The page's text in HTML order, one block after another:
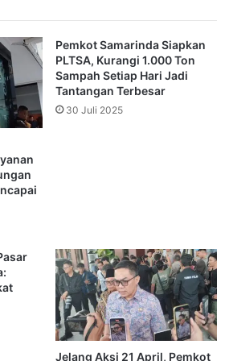
konsolidasi tanah oleh BPN, jadi
rumahnya akan direnovasi di
karena di sana merupakan
teratur antara satu rumah
dan hampir tidak ada jarak.
disambut baik oleh masyarakat
terdampak kebakaran tersebut.
project penataan kawasan,
penataan kawasannya dengan
dengan tipe 36 oleh Pemkot
dan Kawasan Permukiman
tanahnya akan dilakukan oleh
Pemkot Samarinda Siapkan
PLTSA, Kurangi 1.000 Ton
Sampah Setiap Hari Jadi
Tantangan Terbesar
30 Juli 2025
Jelang Aksi 21 April, Pemkot